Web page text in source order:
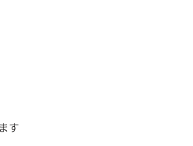
す